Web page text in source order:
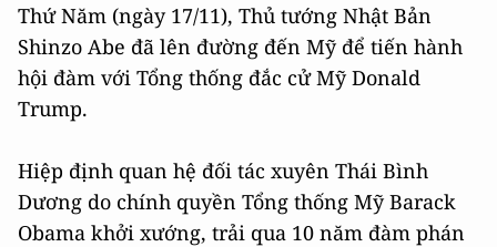
Thứ Năm (ngày 17/11), Thủ tướng Nhật Bản
Shinzo Abe đã lên đường đến Mỹ để tiến hành
hội đàm với Tổng thống đắc cử Mỹ Donald
Trump.
Hiệp định quan hệ đối tác xuyên Thái Bình
Dương do chính quyền Tổng thống Mỹ Barack
Obama khởi xướng, trải qua 10 năm đàm phán